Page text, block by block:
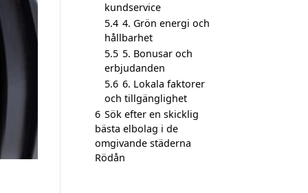
kundservice
5.4 4. Grön energi och
hållbarhet
5.5 5. Bonusar och
erbjudanden
5.6 6. Lokala faktorer
och tillgänglighet
6 Sök efter en skicklig
bästa elbolag i de
omgivande städerna
Rödån